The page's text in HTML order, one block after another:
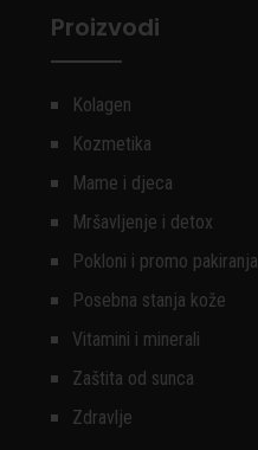
Proizvodi
Kolagen
Kozmetika
Mame i djeca
Mršavljenje i detox
Pokloni i promo pakiranja
Posebna stanja kože
Vitamini i minerali
Zaštita od sunca
Zdravlje